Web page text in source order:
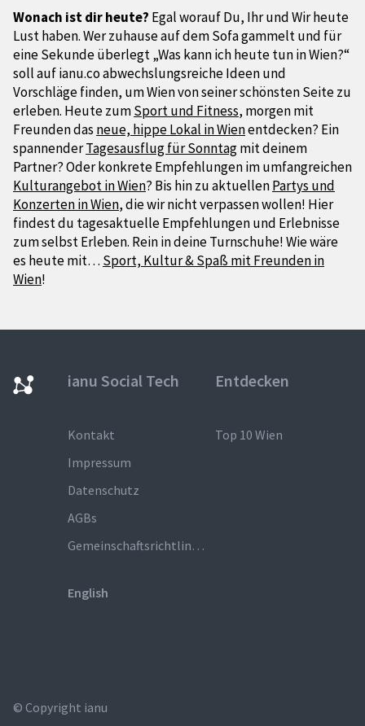
Wonach ist dir heute? Egal worauf Du, Ihr und Wir heute
Lust haben. Wer zuhause auf dem Sofa gammelt und für
eine Sekunde überlegt „Was kann ich heute tun in Wien?“
soll auf ianu.co abwechslungsreiche Ideen und
Vorschläge finden, um Wien von seiner schönsten Seite zu
erleben. Heute zumSport und Fitness, morgen mit
Freunden das neue, hippe Lokal in Wienentdecken? Ein
spannenderTagesausflug für Sonntagmit deinem
Partner? Oder konkrete Empfehlungen im umfangreichen
Kulturangebot in Wien? Bis hin zu aktuellenPartys und
Konzerten in Wien, die wir nicht verpassen wollen! Hier
findest du tagesaktuelle Empfehlungen und Erlebnisse
zum selbst Erleben. Rein in deine Turnschuhe! Wie wäre
es heute mit… Sport, Kultur & Spaß mit Freunden in
Wien!
ianu Social Tech
Kontakt
Impressum
Datenschutz
AGBs
Gemeinschaftsrichtlinien
English
Entdecken
Top 10 Wien
© Copyright ianu